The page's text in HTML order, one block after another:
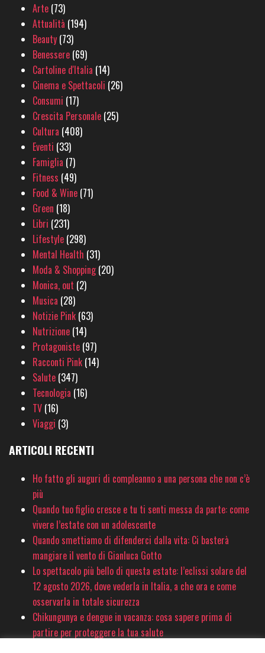
Arte (73)
Attualità (194)
Beauty (73)
Benessere (69)
Cartoline d'Italia (14)
Cinema e Spettacoli (26)
Consumi (17)
Crescita Personale (25)
Cultura (408)
Eventi (33)
Famiglia (7)
Fitness (49)
Food & Wine (71)
Green (18)
Libri (231)
Lifestyle (298)
Mental Health (31)
Moda & Shopping(20)
Monica, out (2)
Musica (28)
Notizie Pink (63)
Nutrizione (14)
Protagoniste (97)
Racconti Pink (14)
Salute (347)
Tecnologia (16)
TV (16)
Viaggi (3)
ARTICOLI RECENTI
Ho fatto gli auguri di compleanno a una persona che non c’è
più
Quando tuo figlio cresce e tu ti senti messa da parte: come
vivere l’estate con un adolescente
Quando smettiamo di difenderci dalla vita: Ci basterà
mangiare il vento di Gianluca Gotto
Lo spettacolo più bello di questa estate: l’eclissi solare del
12 agosto 2026, dove vederla in Italia, a che ora e come
osservarla in totale sicurezza
Chikungunya e dengue in vacanza: cosa sapere prima di
partire per proteggere la tua salute